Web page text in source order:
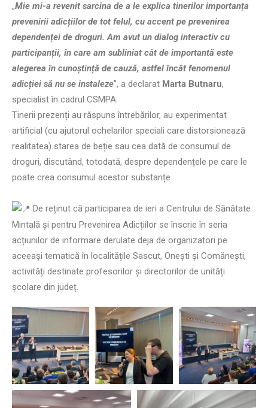
„Mie mi-a revenit sarcina de a le explica tinerilor importanța
prevenirii adicțiilor de tot felul, cu accent pe prevenirea
dependenței de droguri. Am avut un dialog interactiv cu
participanții, în care am subliniat cât de importantă este
alegerea în cunoștință de cauză, astfel încât fenomenul
adicției să nu se instaleze”, a declarat Marta Butnaru,
specialist în cadrul CSMPA.
Tinerii prezenți au răspuns întrebărilor, au experimentat
artificial (cu ajutorul ochelarilor speciali care distorsionează
realitatea) starea de beție sau cea dată de consumul de
droguri, discutând, totodată, despre dependențele pe care le
poate crea consumul acestor substanțe.
De reținut că participarea de ieri a Centrului de Sănătate
Mintală și pentru Prevenirea Adicțiilor se înscrie în seria
acțiunilor de informare derulate deja de organizatori pe
aceeași tematică în localitățile Sascut, Onești și Comănești,
activități destinate profesorilor și directorilor de unități
școlare din județ.